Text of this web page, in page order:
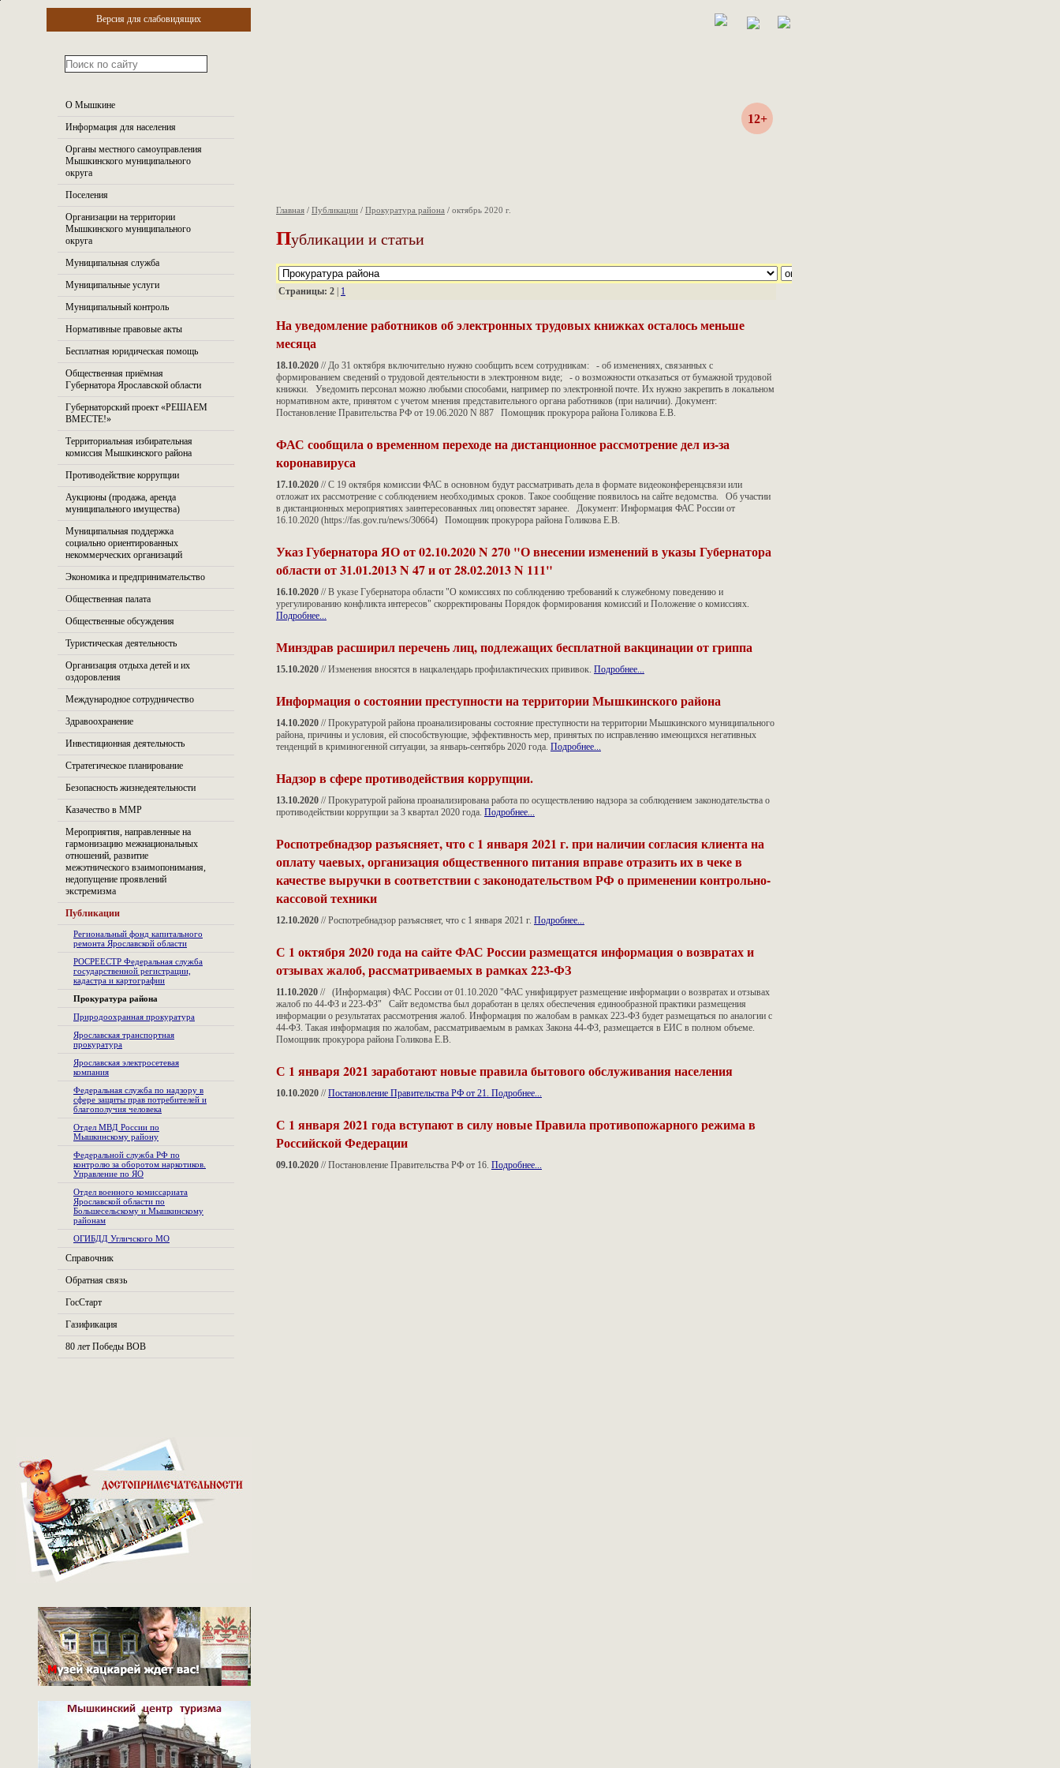
О Мышкине
Информация для населения
Органы местного самоуправления
Мышкинского муниципального
округа
Поселения
Организации на территории
Мышкинского муниципального
округа
Муниципальная служба
Муниципальные услуги
Муниципальный контроль
Нормативные правовые акты
Бесплатная юридическая помощь
Общественная приёмная
Губернатора Ярославской области
Губернаторский проект «РЕШАЕМ
ВМЕСТЕ!»
Территориальная избирательная
комиссия Мышкинского района
Противодействие коррупции
Аукционы (продажа, аренда
муниципального имущества)
Муниципальная поддержка
социально ориентированных
некоммерческих организаций
Экономика и предпринимательство
Общественная палата
Общественные обсуждения
Туристическая деятельность
Организация отдыха детей и их
оздоровления
Международное сотрудничество
Здравоохранение
Инвестиционная деятельность
Стратегическое планирование
Безопасность жизнедеятельности
Казачество в ММР
Мероприятия, направленные на
гармонизацию межнациональных
отношений, развитие
межэтнического взаимопонимания,
недопущение проявлений
экстремизма
Публикации
Региональный фонд капитального
ремонта Ярославской области
РОСРЕЕСТР Федеральная служба
государственной регистрации,
кадастра и картографии
Прокуратура района
Природоохранная прокуратура
Ярославская транспортная
прокуратура
Ярославская электросетевая
компания
Федеральная служба по надзору в
сфере защиты прав потребителей и
благополучия человека
Отдел МВД России по
Мышкинскому району
Федеральной служба РФ по
контролю за оборотом наркотиков.
Управление по ЯО
Отдел военного комиссариата
Ярославской области по
Большесельскому и Мышкинскому
районам
ОГИБДД Угличского МО
Справочник
Обратная связь
ГосСтарт
Газификация
80 лет Победы ВОВ
12+
Главная / Публикации / Прокуратура района / октябрь 2020 г.
Публикации и статьи
Страницы: 2 1
На уведомление работников об электронных трудовых книжках осталось меньше
месяца
18.10.2020 // До 31 октября включительно нужно сообщить всем сотрудникам: - об изменениях, связанных с
формированием сведений о трудовой деятельности в электронном виде; - о возможности отказаться от бумажной трудовой
книжки. Уведомить персонал можно любыми способами, например по электронной почте. Их нужно закрепить в локальном
нормативном акте, принятом с учетом мнения представительного органа работников (при наличии). Документ:
Постановление Правительства РФ от 19.06.2020 N 887 Помощник прокурора района Голикова Е.В.
ФАС сообщила о временном переходе на дистанционное рассмотрение дел из-за
коронавируса
17.10.2020 // С 19 октября комиссии ФАС в основном будут рассматривать дела в формате видеоконференцсвязи или
отложат их рассмотрение с соблюдением необходимых сроков. Такое сообщение появилось на сайте ведомства. Об участии
в дистанционных мероприятиях заинтересованных лиц оповестят заранее. Документ: Информация ФАС России от
16.10.2020 (https://fas.gov.ru/news/30664) Помощник прокурора района Голикова Е.В.
Указ Губернатора ЯО от 02.10.2020 N 270 "О внесении изменений в указы Губернатора
области от 31.01.2013 N 47 и от 28.02.2013 N 111"
16.10.2020 // В указе Губернатора области "О комиссиях по соблюдению требований к служебному поведению и
урегулированию конфликта интересов" скорректированы Порядок формирования комиссий и Положение о комиссиях.
Подробнее...
Минздрав расширил перечень лиц, подлежащих бесплатной вакцинации от гриппа
15.10.2020 // Изменения вносятся в нацкалендарь профилактических прививок. Подробнее...
Информация о состоянии преступности на территории Мышкинского района
14.10.2020 // Прокуратурой района проанализированы состояние преступности на территории Мышкинского муниципального
района, причины и условия, ей способствующие, эффективность мер, принятых по исправлению имеющихся негативных
тенденций в криминогенной ситуации, за январь-сентябрь 2020 года. Подробнее...
Надзор в сфере противодействия коррупции.
13.10.2020 // Прокуратурой района проанализирована работа по осуществлению надзора за соблюдением законодательства о
противодействии коррупции за 3 квартал 2020 года. Подробнее...
Роспотребнадзор разъясняет, что с 1 января 2021 г. при наличии согласия клиента на
оплату чаевых, организация общественного питания вправе отразить их в чеке в
качестве выручки в соответствии с законодательством РФ о применении контрольно-
кассовой техники
12.10.2020 // Роспотребнадзор разъясняет, что с 1 января 2021 г. Подробнее...
С 1 октября 2020 года на сайте ФАС России размещатся информация о возвратах и
отзывах жалоб, рассматриваемых в рамках 223-ФЗ
11.10.2020 // (Информация) ФАС России от 01.10.2020 "ФАС унифицирует размещение информации о возвратах и отзывах
жалоб по 44-ФЗ и 223-ФЗ" Сайт ведомства был доработан в целях обеспечения единообразной практики размещения
информации о результатах рассмотрения жалоб. Информация по жалобам в рамках 223-ФЗ будет размещаться по аналогии с
44-ФЗ. Такая информация по жалобам, рассматриваемым в рамках Закона 44-ФЗ, размещается в ЕИС в полном объеме.
Помощник прокурора района Голикова Е.В.
С 1 января 2021 заработают новые правила бытового обслуживания населения
10.10.2020 //Постановление Правительства РФ от 21. Подробнее...
С 1 января 2021 года вступают в силу новые Правила противопожарного режима в
Российской Федерации
09.10.2020 // Постановление Правительства РФ от 16. Подробнее...
Версия для слабовидящих